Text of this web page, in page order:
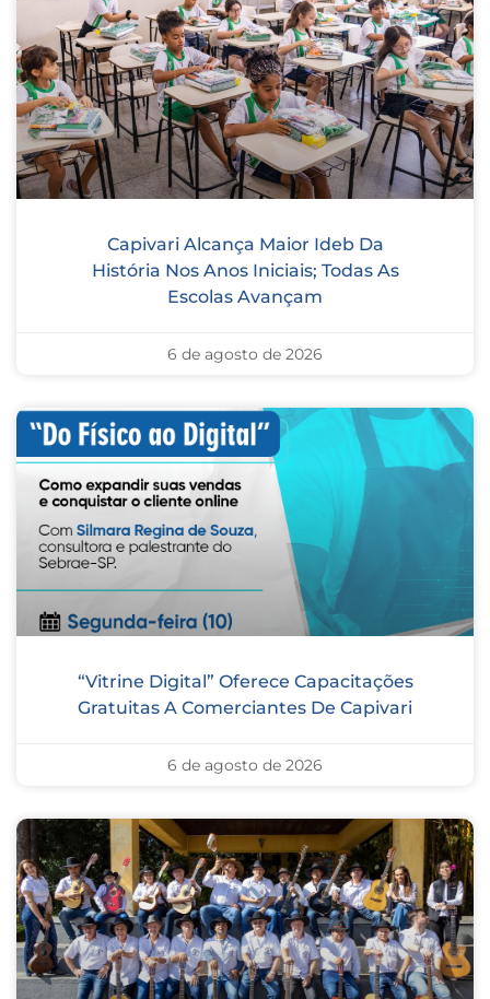
Capivari Alcança Maior Ideb Da
História Nos Anos Iniciais; Todas As
Escolas Avançam
6 de agosto de 2026
“Vitrine Digital” Oferece Capacitações
Gratuitas A Comerciantes De Capivari
6 de agosto de 2026